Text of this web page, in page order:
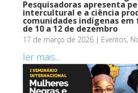
Pesquisadoras apresenta
intercultural e a ciência
comunidades indígenas
de 10 a 12 de dezembro
17 de março de 2026| Eventos,
ler mais...